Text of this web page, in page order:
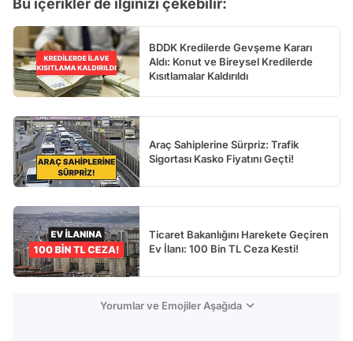
Bu içerikler de ilginizi çekebilir:
BDDK Kredilerde Gevşeme Kararı
Aldı: Konut ve Bireysel Kredilerde
Kısıtlamalar Kaldırıldı
Araç Sahiplerine Sürpriz: Trafik
Sigortası Kasko Fiyatını Geçti!
Ticaret Bakanlığını Harekete Geçiren
Ev İlanı: 100 Bin TL Ceza Kesti!
Yorumlar ve Emojiler Aşağıda